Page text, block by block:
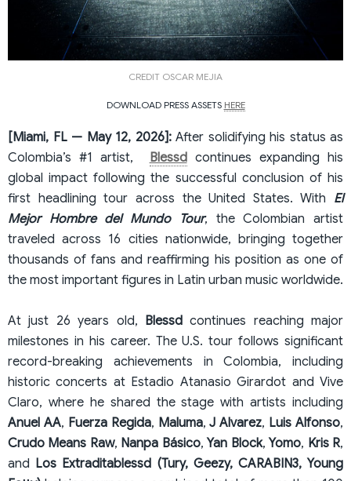
CREDIT OSCAR MEJIA
DOWNLOAD PRESS ASSETS HERE
[Miami, FL — May 12, 2026]: After solidifying his status as
Colombia’s #1 artist, Blessdcontinues expanding his
global impact following the successful conclusion of his
first headlining tour across the United States. With El
Mejor Hombre del Mundo Tour, the Colombian artist
traveled across 16 cities nationwide, bringing together
thousands of fans and reaffirming his position as one of
the most important figures in Latin urban music worldwide.
At just 26 years old, Blessdcontinues reaching major
milestones in his career. The U.S. tour follows significant
record-breaking achievements in Colombia, including
historic concerts at Estadio Atanasio Girardot and Vive
Claro, where he shared the stage with artists including
Anuel AA, Fuerza Regida, Maluma,J Alvarez, Luis Alfonso,
Crudo Means Raw, Nanpa Básico,Yan Block,Yomo, Kris R,
and Los Extraditablessd (Tury, Geezy, CARABIN3, Young